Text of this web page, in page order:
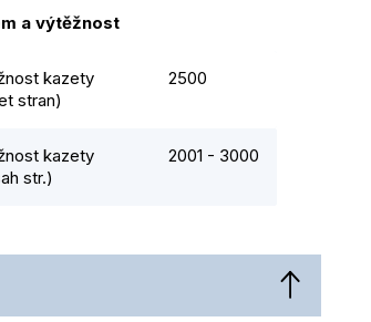
a výtěžnost
kazety
stran)
2500
kazety
str.)
2001 - 3000